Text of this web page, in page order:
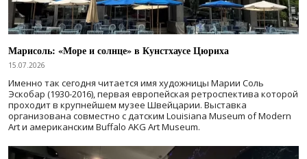
Марисоль: «Море и солнце» в Кунстхаусе Цюриха
15.07.2026
Именно так сегодня читается имя художницы Марии Соль
Эскобар (1930-2016), первая европейская ретроспектива которой
проходит в крупнейшем музее Швейцарии. Выставка
организована совместно с датским Louisiana Museum of Modern
Art и американским Buffalo AKG Art Museum.